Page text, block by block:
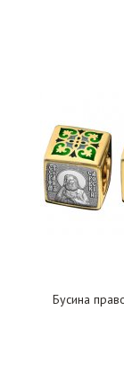
Бусина